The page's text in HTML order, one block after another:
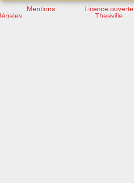
Mentions
légales
Licence ouverte
Theaville